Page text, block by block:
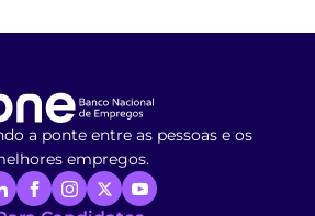
a ponte entre as pessoas e os
empregos.